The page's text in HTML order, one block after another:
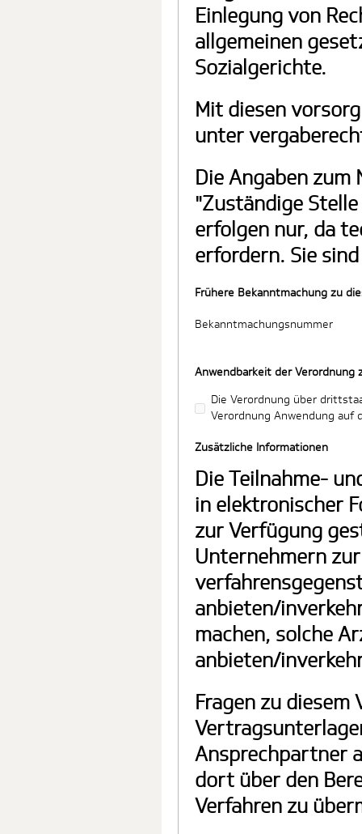
Einlegung von
allgemeinen
Sozialgerichte.
Mit diesen
unter
Die Angaben
"Zuständige
erfolgen nur, da
erfordern. Sie
Frühere Bekanntmachung zu
Bekanntmachungsnummer
Anwendbarkeit der
Die Verordnung über
Verordnung Anwendung auf
Zusätzliche Informationen
Die Teilnahme-
in elektronischer
zur Verfügung
Unternehmern
anbieten/
machen, solche
anbieten/
Fragen zu
Ansprechpartner
dort über den
Verfahren zu